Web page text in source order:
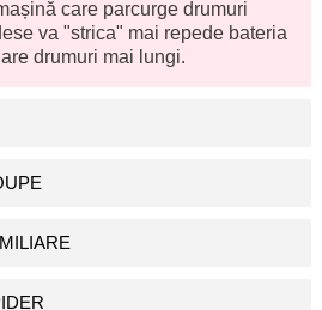
care parcurge drumuri
va "strica" mai repede bateria
drumuri mai lungi.